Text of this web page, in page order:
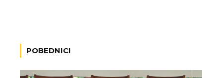
POBEDNICI